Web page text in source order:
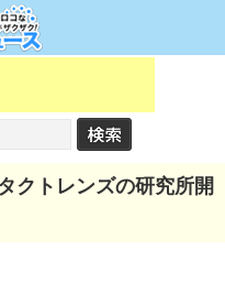
クトレンズの研究所開